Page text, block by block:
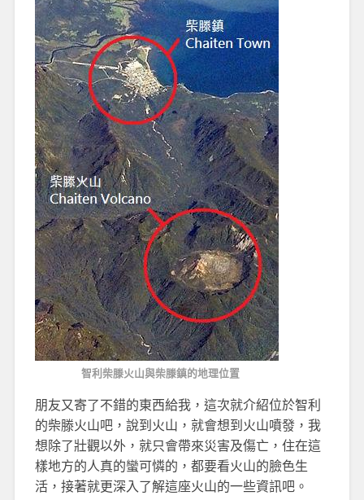
智利柴滕火山與柴滕鎮的地理位置
朋友又寄了不錯的東西給我，這次就介紹位於智利
的柴滕火山吧，說到火山，就會想到火山噴發，我
想除了壯觀以外，就只會帶來災害及傷亡，住在這
樣地方的人真的蠻可憐的，都要看火山的臉色生
活，接著就更深入了解這座火山的一些資訊吧。